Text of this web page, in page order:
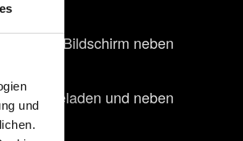
und
auf dem Bildschirm neben
hochgeladen und neben